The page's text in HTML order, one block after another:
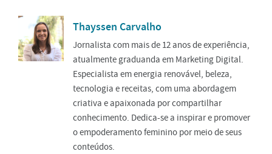
Thayssen Carvalho
Jornalista com mais de 12 anos de experiência,
atualmente graduanda em Marketing Digital.
Especialista em energia renovável, beleza,
tecnologia e receitas, com uma abordagem
criativa e apaixonada por compartilhar
conhecimento. Dedica-se a inspirar e promover
o empoderamento feminino por meio de seus
conteúdos.